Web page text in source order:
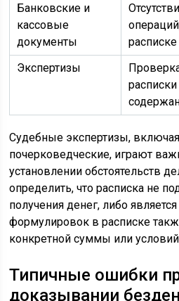
Банковские и
кассовые
документы
расписке
Экспертизы
Судебные экспертизы, включая
почерковедческие, играют
установлении обстоятельств
определить, что расписка не
получения денег, либо
формулировок в расписке
конкретной суммы или
Типичные ошибки
доказывании